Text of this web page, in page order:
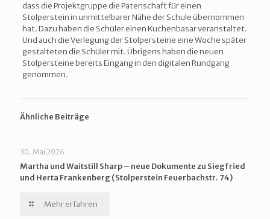
dass die Projektgruppe die Patenschaft für einen
Stolperstein in unmittelbarer Nähe der Schule übernommen
hat. Dazu haben die Schüler einen Kuchenbasar veranstaltet.
Und auch die Verlegung der Stolpersteine eine Woche später
gestalteten die Schüler mit. Übrigens haben die neuen
Stolpersteine bereits Eingang in den digitalen Rundgang
genommen.
Ähnliche Beiträge
30. Mai 2026
Martha und Waitstill Sharp – neue Dokumente zu Siegfried
und Herta Frankenberg (Stolperstein Feuerbachstr. 74)
Mehr erfahren